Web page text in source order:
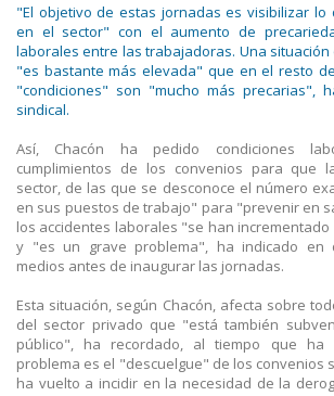
"El objetivo de estas jornadas es visibilizar lo
en el sector" con el aumento de
laborales entre las trabajadoras. Una situación
"es bastante más elevada" que en el resto
"condiciones" son "mucho más precarias",
sindical.
Así, Chacón ha pedido condiciones
cumplimientos de los convenios para que
sector, de las que se desconoce el número
en sus puestos de trabajo" para "prevenir en
los accidentes laborales "se han
y "es un grave problema", ha indicado en
medios antes de inaugurar las jornadas.
Esta situación, según Chacón, afecta sobre
del sector privado que "está también
público", ha recordado, al tiempo que
problema es el "descuelgue" de los convenios
ha vuelto a incidir en la necesidad de la